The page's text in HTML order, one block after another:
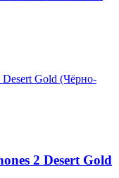
2 Desert Gold